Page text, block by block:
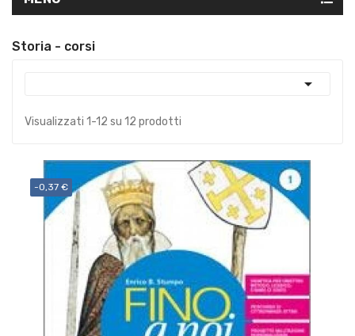
Storia - corsi

Visualizzati 1-12 su 12 prodotti
-0,37 €